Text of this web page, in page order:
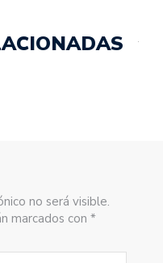
no será visible.
marcados con *